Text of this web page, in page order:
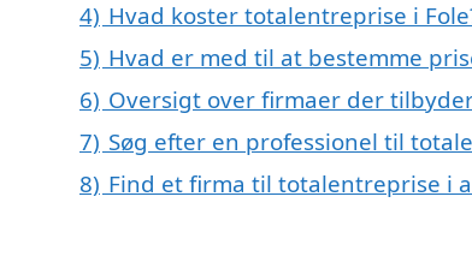
4) Hvad koster totalentreprise i
5) Hvad er med til at bestemme
6) Oversigt over firmaer der
7) Søg efter en professionel til
8) Find et firma til totalentreprise i